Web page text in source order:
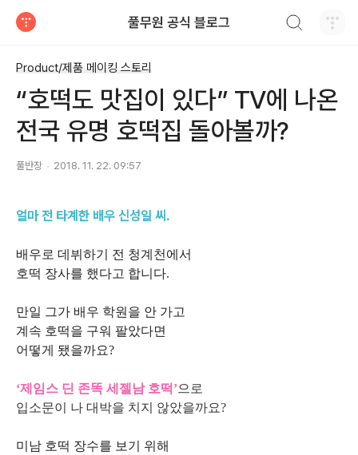
풀무원 공식 블로그
Product/제품 메이킹 스토리
“호떡도 맛집이 있다” TV에 나온
전국 유명 호떡집 돌아볼까?
풀반장 2018. 11. 22. 09:57
얼마 전 타계한 배우 신성일 씨.
배우로 데뷔하기 전 청계천에서
호떡 장사를 했다고 합니다.
만일 그가 배우 학원을 안 가고
계속 호떡을 구워 팔았다면
어떻게 됐을까요?
‘제임스 딘 존똑 세젤남 호떡’으로
입소문이 나 대박을 치지 않았을까요?
미남 호떡 장수를 보기 위해